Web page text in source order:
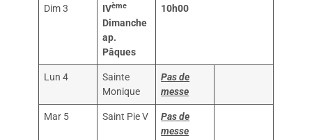
Dim 3 IVème
Dimanche
ap.
Pâques
10h00
Lun 4
Sainte
Monique
Pas de
messe
Mar 5 Saint Pie V
Pas de
messe